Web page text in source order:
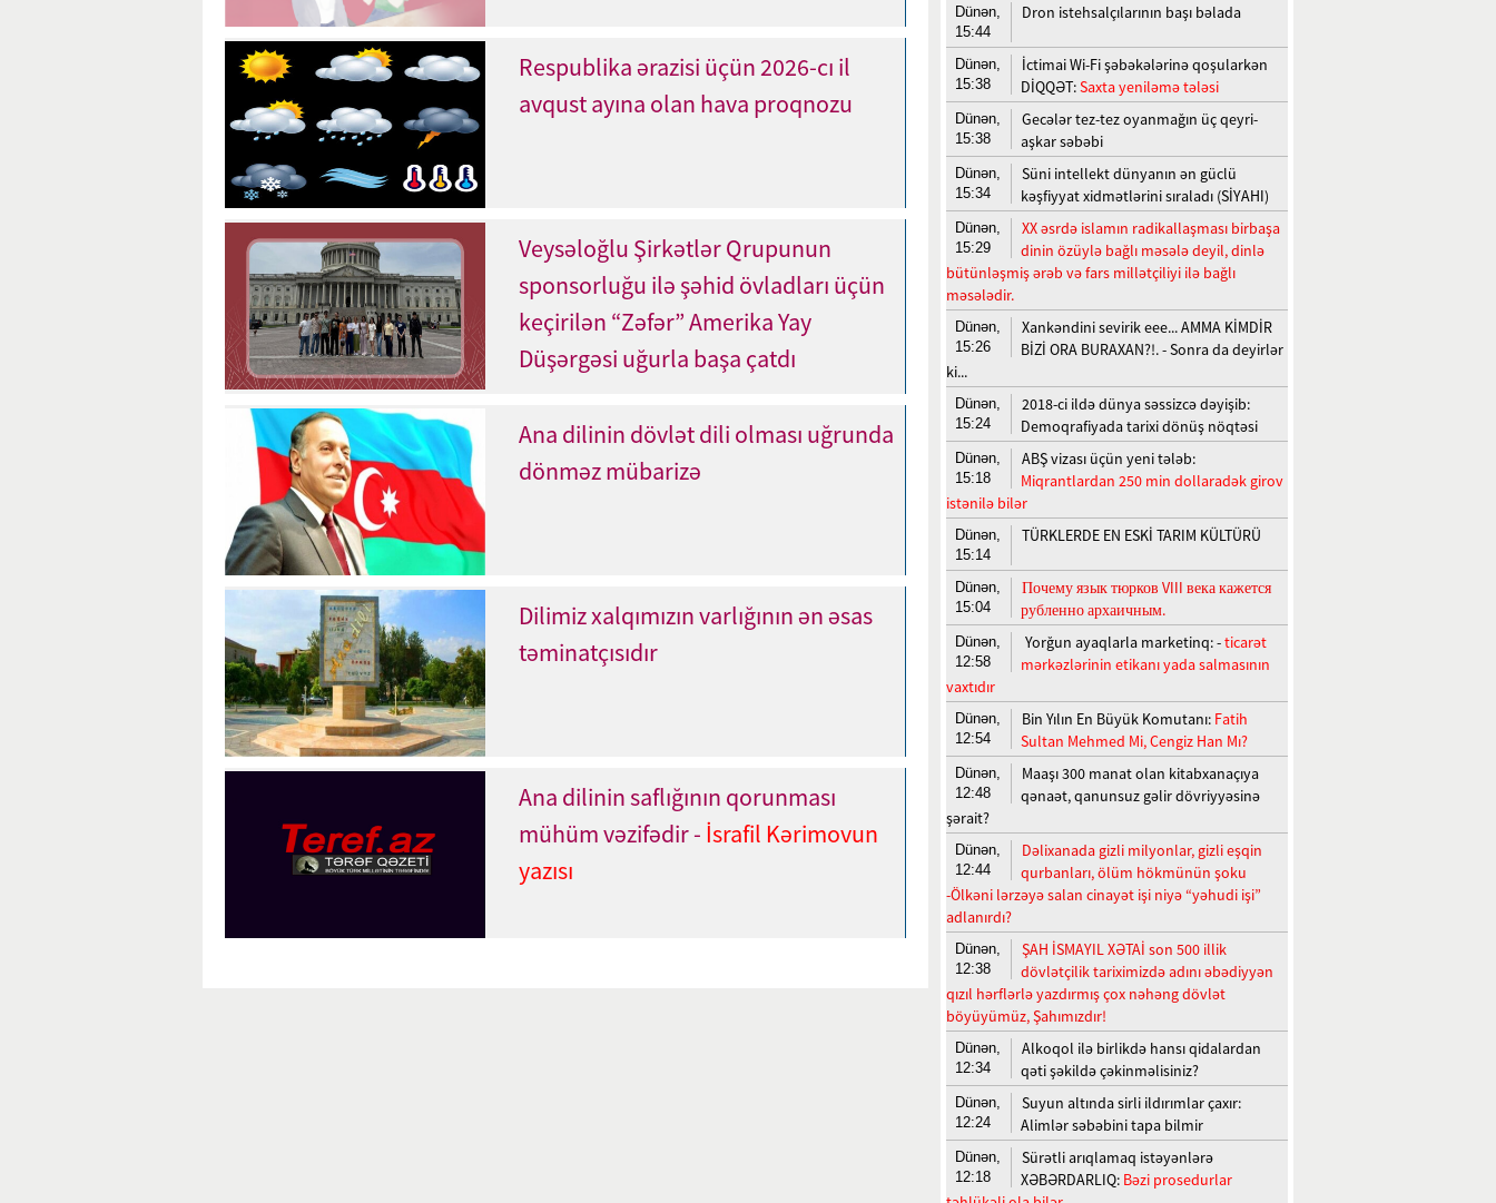
Respublika ərazisi üçün 2026-cı il
avqust ayına olan hava proqnozu
Veysəloğlu Şirkətlər Qrupunun
sponsorluğu ilə şəhid övladları üçün
keçirilən “Zəfər” Amerika Yay
Düşərgəsi uğurla başa çatdı
Ana dilinin dövlət dili olması uğrunda
dönməz mübarizə
Dilimiz xalqımızın varlığının ən əsas
təminatçısıdır
Ana dilinin saflığının qorunması
mühüm vəzifədir - İsrafil Kərimovun
yazısı
Dünən,
15:44
Dron istehsalçılarının başı bəlada
Dünən,
15:38
İctimai Wi-Fi şəbəkələrinə qoşularkən
DİQQƏT:Saxta yeniləmə tələsi
Dünən,
15:38
Gecələr tez-tez oyanmağın üç qeyri-
aşkar səbəbi
Dünən,
15:34
Süni intellekt dünyanın ən güclü
kəşfiyyat xidmətlərini sıraladı (SİYAHI)
Dünən,
15:29
XX əsrdə islamın radikallaşması birbaşa
dinin özüylə bağlı məsələ deyil, dinlə
bütünləşmiş ərəb və fars millətçiliyi ilə bağlı
məsələdir.
Dünən,
15:26
Xankəndini sevirik eee... AMMA KİMDİR
BİZİ ORA BURAXAN?!. - Sonra da deyirlər
ki...
Dünən,
15:24
2018-ci ildə dünya səssizcə dəyişib:
Demoqrafiyada tarixi dönüş nöqtəsi
Dünən,
15:18
ABŞ vizası üçün yeni tələb:
Miqrantlardan 250 min dollaradək girov
istənilə bilər
Dünən,
15:14
TÜRKLERDE EN ESKİ TARIM KÜLTÜRÜ
Dünən,
15:04
Почему язык тюрков VIII века кажется
рубленно архаичным.
Dünən,
12:58
Yorğun ayaqlarla marketinq: -ticarət
mərkəzlərinin etikanı yada salmasının
vaxtıdır
Dünən,
12:54
Bin Yılın En Büyük Komutanı: Fatih
Sultan Mehmed Mi, Cengiz Han Mı?
Dünən,
12:48
Maaşı 300 manat olan kitabxanaçıya
qənaət, qanunsuz gəlir dövriyyəsinə
şərait?
Dünən,
12:44
Dəlixanada gizli milyonlar, gizli eşqin
qurbanları, ölüm hökmünün şoku
-Ölkəni lərzəyə salan cinayət işi niyə “yəhudi işi”
adlanırdı?
Dünən,
12:38
ŞAH İSMAYIL XƏTAİ son 500 illik
dövlətçilik tariximizdə adını əbədiyyən
qızıl hərflərlə yazdırmış çox nəhəng dövlət
böyüyümüz, Şahımızdır!
Dünən,
12:34
Alkoqol ilə birlikdə hansı qidalardan
qəti şəkildə çəkinməlisiniz?
Dünən,
12:24
Suyun altında sirli ildırımlar çaxır:
Alimlər səbəbini tapa bilmir
Dünən,
12:18
Sürətli arıqlamaq istəyənlərə
XƏBƏRDARLIQ: Bəzi prosedurlar